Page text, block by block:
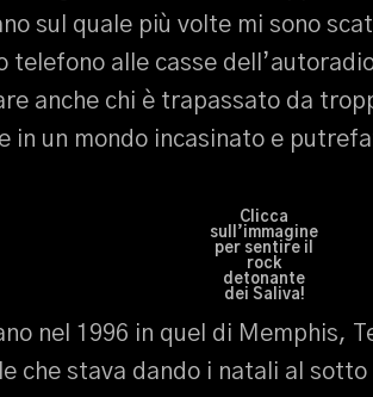
sul quale più volte mi sono
telefono alle casse
anche chi è trapassato da
in un mondo incasinato e
Clicca
sull’immagine
per sentire il
rock
detonante
dei Saliva!
nel 1996 in quel di Memphis,
che stava dando i natali al sotto